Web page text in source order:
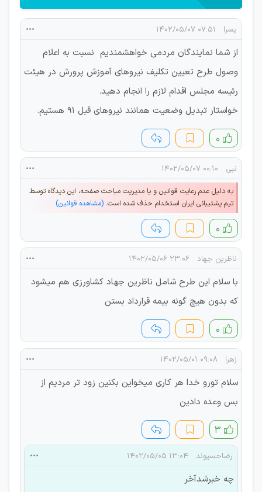
یسرا ۰۷:۵۱ ۱۴۰۲/۰۵/۰۷
از شما نمایندگان مردمی خواهشمندیم نسبت به اعلام
وصول طرح تعیین تکلیف نیروهای آموزش پرورش در هیئت
رئیسه مجلس اقدام لازم را انجام دهید.
خواستار تبدیل وضعیت همانند نیروهای قبل ۹۱ هستیم.
۰
نبی ۰۰:۱۰ ۱۴۰۲/۰۵/۰۷
به دلیل عدم رعایت قوانین و یا مدیریت مباحث صفحه، این دیدگاه توسط
تیم پشتیبانی ایران استخدام حذف شده است. (مشاهده قوانین)
۰
ناظرین جهاد ۲۳:۰۶ ۱۴۰۲/۰۵/۰۶
با سلام این طرح شامل ناظرین جهاد کشاورزی هم میشود
که بدون هیچ گونه بیمه قرارداد بستن
۰
زهرا ۰۹:۰۸ ۱۴۰۲/۰۵/۰۱
سلام تورو خدا هر کاری میخواین بکنین زود تر مردیم از
بس وعده دادین
۳
رضاحسیوند ۱۳:۰۴ ۱۴۰۲/۰۵/۰۵
چه خبرشدآخر